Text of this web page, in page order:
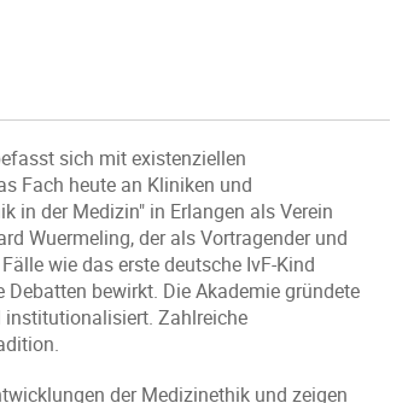
sich mit existenziellen
Fach heute an Kliniken und
in der Medizin" in Erlangen als Verein
Wuermeling, der als Vortragender und
wie das erste deutsche IvF-Kind
bewirkt. Die Akademie gründete
institutionalisiert. Zahlreiche
der Medizinethik und zeigen